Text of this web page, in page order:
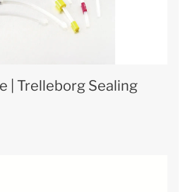
| Trelleborg Sealing